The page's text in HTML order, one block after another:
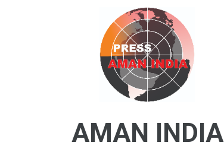
AMAN INDIA